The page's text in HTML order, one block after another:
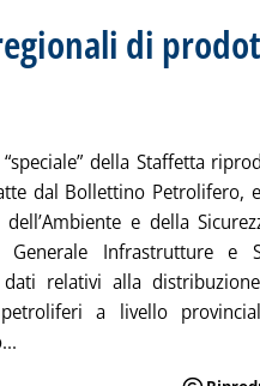
di
della Staffetta
dal Bol­lettino Petrolifero,
e della
Generale Infrastrutture e
relativi alla
a livello